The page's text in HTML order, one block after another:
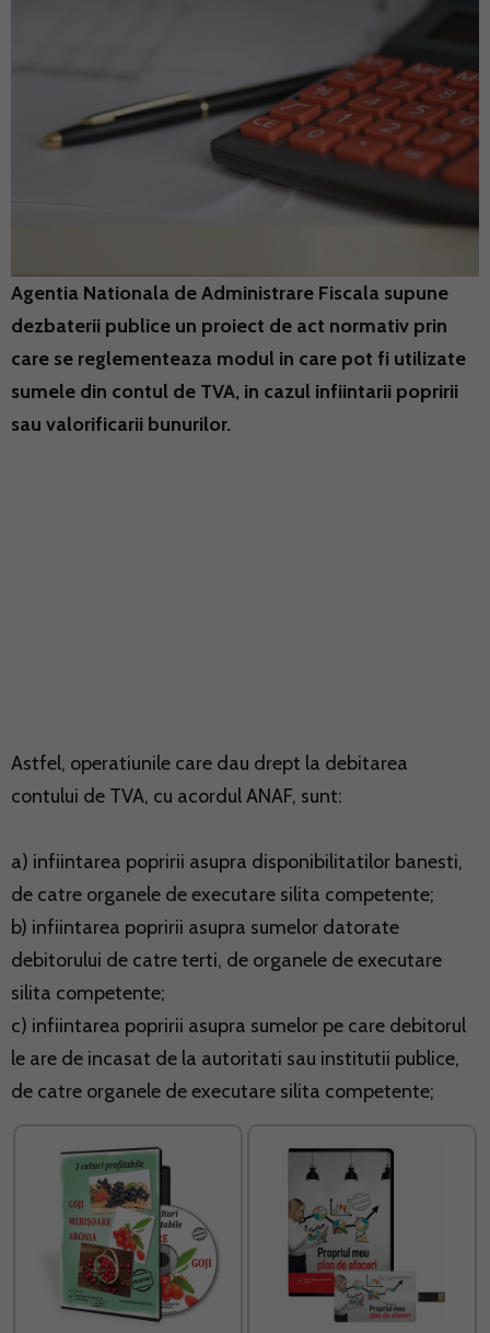
Agentia Nationala de Administrare Fiscala supune
dezbaterii publice un proiect de act normativ prin
care se reglementeaza modul in care pot fi utilizate
sumele din contul de TVA, in cazul infiintarii popririi
sau valorificarii bunurilor.
Astfel, operatiunile care dau drept la debitarea
contului de TVA, cu acordul ANAF, sunt:
a) infiintarea popririi asupra disponibilitatilor banesti,
de catre organele de executare silita competente;
b) infiintarea popririi asupra sumelor datorate
debitorului de catre terti, de organele de executare
silita competente;
c) infiintarea popririi asupra sumelor pe care debitorul
le are de incasat de la autoritati sau institutii publice,
de catre organele de executare silita competente;